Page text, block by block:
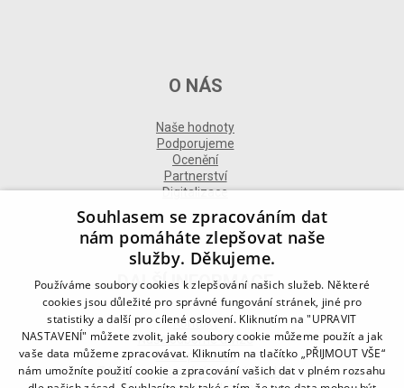
O NÁS
Naše hodnoty
Podporujeme
Ocenění
Partnerství
Digitalizace
DALŠÍ INFORMACE
Kontakt
Naše odborné divize
Naše pobočky
Zásady zpracování osobních údajů
Souhlasem se zpracováním dat
nám pomáháte zlepšovat naše
služby. Děkujeme.
Používáme soubory cookies k zlepšování našich služeb. Některé
cookies jsou důležité pro správné fungování stránek, jiné pro
statistiky a další pro cílené oslovení. Kliknutím na "UPRAVIT
NASTAVENÍ" můžete zvolit, jaké soubory cookie můžeme použít a jak
vaše data můžeme zpracovávat. Kliknutím na tlačítko „PŘIJMOUT VŠE“
nám umožníte použití cookie a zpracování vašich dat v plném rozsahu